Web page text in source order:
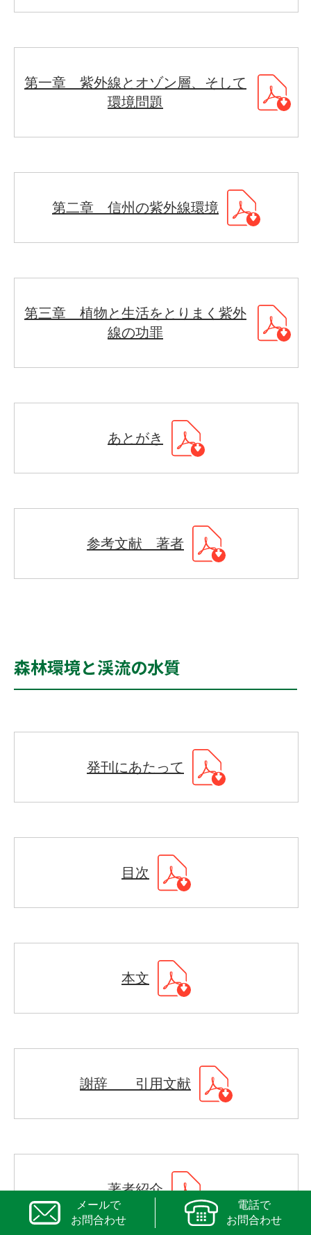
第一章 紫外線とオゾン層、そして
環境問題
第二章 信州の紫外線環境
第三章 植物と生活をとりまく紫外
線の功罪
あとがき
参考文献 著者
森林環境と渓流の水質
発刊にあたって
目次
本文
謝辞 引用文献
著者紹介
メールで
お問合わせ
電話で
お問合わせ